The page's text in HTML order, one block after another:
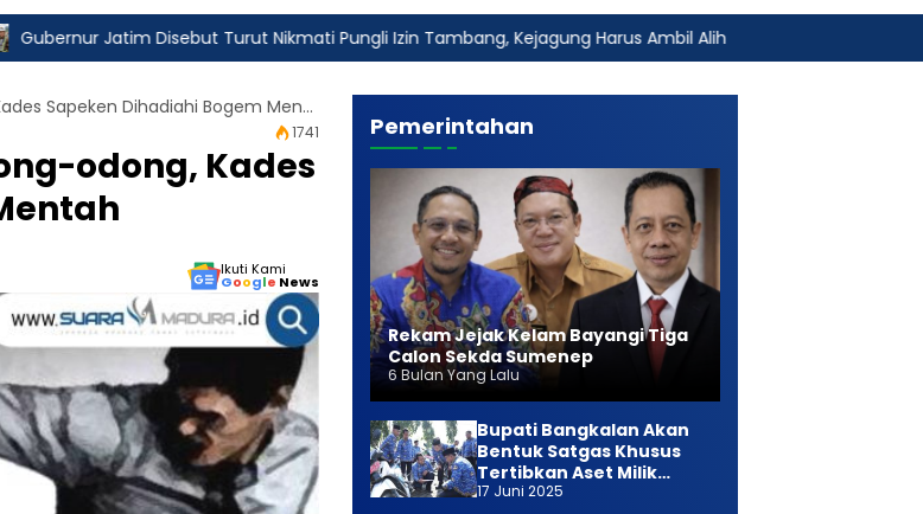
Disebut Turut Nikmati Pungli Izin Tambang, Kejagung Harus Ambil Alih Fakta Baru Dugaan
Batasi Jam Operasional Odong-odong, Kades Sapeken Dihadiahi Bogem Mentah
1741
odong, Kades
Ikuti Kami
Google News
Pemerintahan
Rekam Jejak Kelam Bayangi Tiga
Calon Sekda Sumenep
6 Bulan Yang Lalu
Bupati Bangkalan Akan
Bentuk Satgas Khusus
Tertibkan Aset Milik
Daerah
17 Juni 2025